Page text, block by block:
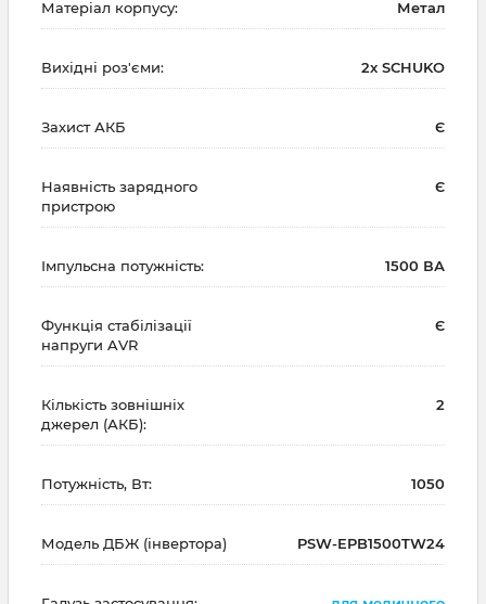
Матеріал корпусу: Метал
Вихідні роз'єми: 2x SCHUKO
Захист АКБ Є
Наявність зарядного
пристрою
Є
Імпульсна потужність: 1500 ВА
Функція стабілізації
напруги AVR
Є
Кількість зовнішніх
джерел (АКБ):
2
Потужність, Вт: 1050
Модель ДБЖ (інвертора) PSW-EPB1500TW24